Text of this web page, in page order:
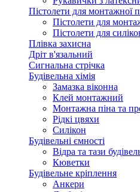
Пістолети для монтажної
Пістолети для
Пістолети для
Плівка захисна
Дріт в'язальний
Сигнальна стрічка
Будівельна хімія
Замазка віконна
Клей монтажний
Монтажна піна та
Рідкі цвяхи
Силікон
Будівельні ємності
Відра та тази
Кюветки
Будівельне кріплення
Анкери